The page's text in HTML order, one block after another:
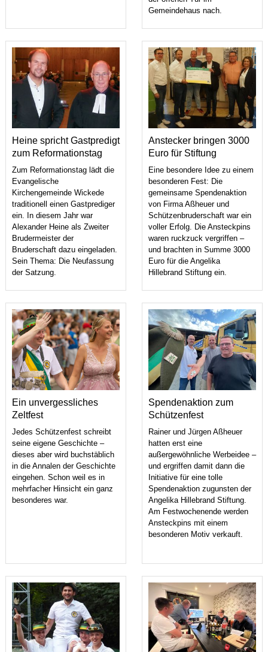
Gemeindehaus nach.
Heine spricht Gastpredigt
zum Reformationstag
Zum Reformationstag lädt die
Evangelische
Kirchengemeinde Wickede
traditionell einen Gastprediger
ein. In diesem Jahr war
Alexander Heine als Zweiter
Brudermeister der
Bruderschaft dazu eingeladen.
Sein Thema: Die Neufassung
der Satzung.
Anstecker bringen 3000
Euro für Stiftung
Eine besondere Idee zu einem
besonderen Fest: Die
gemeinsame Spendenaktion
von Firma Aßheuer und
Schützenbruderschaft war ein
voller Erfolg. Die Ansteckpins
waren ruckzuck vergriffen –
und brachten in Summe 3000
Euro für die Angelika
Hillebrand Stiftung ein.
Ein unvergessliches
Zeltfest
Jedes Schützenfest schreibt
seine eigene Geschichte –
dieses aber wird buchstäblich
in die Annalen der Geschichte
eingehen. Schon weil es in
mehrfacher Hinsicht ein ganz
besonderes war.
Spendenaktion zum
Schützenfest
Rainer und Jürgen Aßheuer
hatten erst eine
außergewöhnliche Werbeidee –
und ergriffen damit dann die
Initiative für eine tolle
Spendenaktion zugunsten der
Angelika Hillebrand Stiftung.
Am Festwochenende werden
Ansteckpins mit einem
besonderen Motiv verkauft.